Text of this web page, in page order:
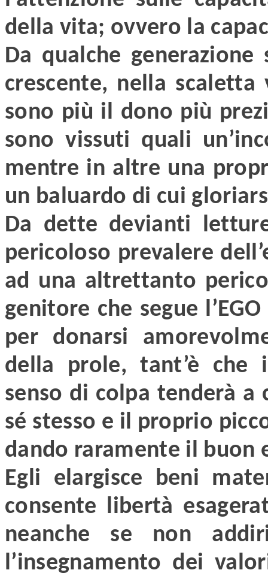
della vita; ovvero la
Da qualche
crescente, nella
sono più il dono più
sono vissuti quali
mentre in altre una
un baluardo di cui
Da dette devianti
pericoloso prevalere
ad una altrettanto
genitore che segue
per donarsi
della prole, tant’è che
senso di colpa tenderà a
sé stesso e il proprio
dando raramente il buon
Egli elargisce beni
consente libertà
neanche se non
l’insegnamento dei